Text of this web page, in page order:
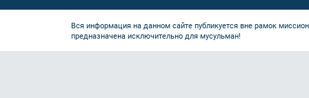
Вся информация на данном сайте публикуется вне рамок
предназначена исключительно для мусульман!